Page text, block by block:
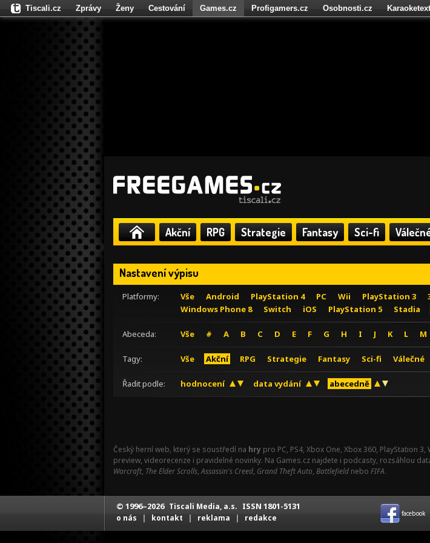
Akční RPG Strategie Fantasy Sci-fi
Nastavení výpisu
Platformy: Vše Android PlayStation 4 PC Wii PlayStation 3
Windows Phone 8
Switch iOS PlayStation 5 Stadia
Abeceda: Vše # A B C D E F G H I J K L M
Tagy: Vše Akční RPG Strategie Fantasy Sci-fi Válečné
Řadit podle: hodnocení data vydání abecedně
Český herní web, který se soustředí na hry pro PC, PS4, Xbox One, Xbox 360, PlayStation
preview, videorecenze i pravidelné novinky. Na Games.cz najdete i podcasty, rozsáhlou
Warcraft, The Elder Scrolls,Assassin's Creed, Grand Theft Auto, Battlefield nebo FIFA.
Tiscali.cz Zprávy Ženy Cestování Games.cz Profigamers.cz Osobnosti.cz
Fights.cz
© 1996–2026 Tiscali Media, a.s. ISSN 1801-5131
o nás | kontakt | reklama | redakce facebook